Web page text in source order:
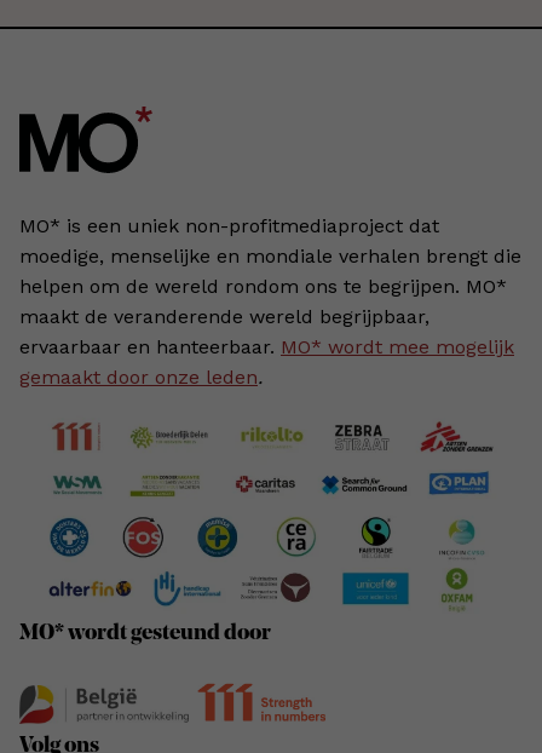
MO* is een uniek non-profitmediaproject dat
moedige, menselijke en mondiale verhalen brengt die
helpen om de wereld rondom ons te begrijpen. MO*
maakt de veranderende wereld begrijpbaar,
ervaarbaar en hanteerbaar. MO* wordt mee mogelijk
gemaakt door onze leden.
MO* wordt gesteund door
Volg ons